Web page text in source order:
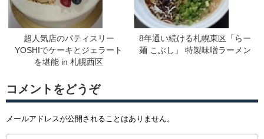
超人気店のパティスリー
YOSHIでケーキとジェラート
を堪能 in 札幌西区
8年通い続ける札幌東区「らー
麺 こぶし」 特製味噌ラーメン
コメントをどうぞ
メールアドレスが公開されることはありません。